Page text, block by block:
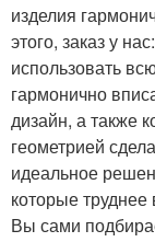
изделия
этого, заказ у
использовать
гармонично
дизайн, а также
геометрией
идеальное
которые труднее
Вы сами